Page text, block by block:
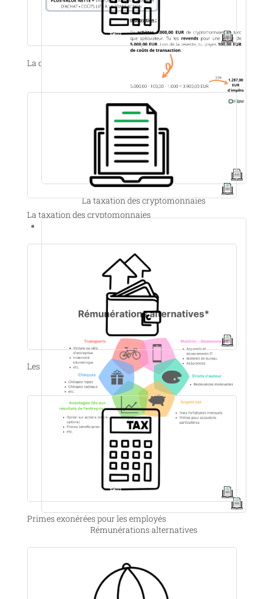
La taxation des cryptomonnaies
Rémunérations alternatives
La quotité exemptée à l’impôt des personnes physiques
La taxation des cryptomonnaies
Les chèques-repas
Primes exonérées pour les employés